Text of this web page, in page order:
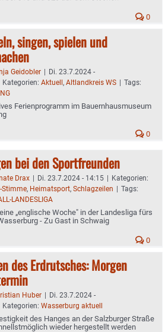
0
singen, spielen und
Geidobler | Di. 23.7.2024 -
Kategorien: Aktuell, Altlandkreis WS | Tags:
Ferienprogramm im Bauernhausmuseum
0
bei den Sportfreunden
Drax | Di. 23.7.2024 - 14:15 | Kategorien:
Stimme, Heimatsport, Schlagzeilen | Tags:
LANDESLIGA
„englische Woche" in der Landesliga fürs
- Zu Gast in Schwaig
0
des Erdrutsches: Morgen
Huber | Di. 23.7.2024 -
Kategorien: Wasserburg aktuell
des Hanges an der Salzburger Straße
wieder hergestellt werden